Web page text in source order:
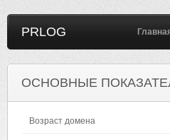
PRLOG
ОСНОВНЫЕ
Возраст домена